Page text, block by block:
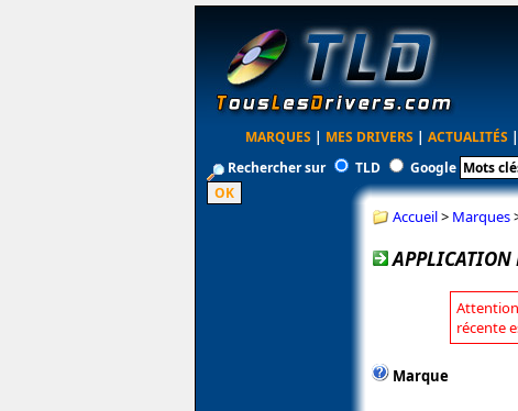
MARQUES | MES DRIVERS | ACTUALITÉS |
Rechercher sur
TLD Google
Accueil> Marques
APPLICATION
récente
Marque